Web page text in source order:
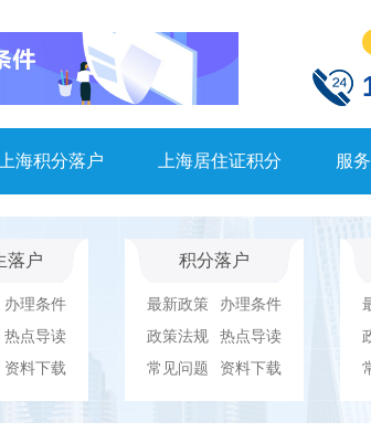
上海积分落户 上海居住证积分 服
落户
办理条件
热点导读
资料下载
积分落户
最新政策
办理条件
政策法规
热点导读
常见问题
资料下载